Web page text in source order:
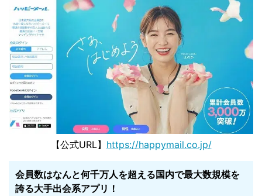
【公式URL】 https://happymail.co.jp/
会員数はなんと何千万人を超える国内で最大数規模を
誇る大手出会系アプリ！